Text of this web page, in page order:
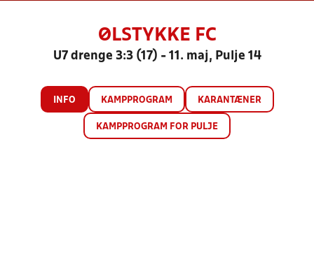
ØLSTYKKE FC
U7 drenge 3:3 (17) - 11. maj, Pulje 14
INFO KAMPPROGRAM KARANTÆNER
KAMPPROGRAM FOR PULJE